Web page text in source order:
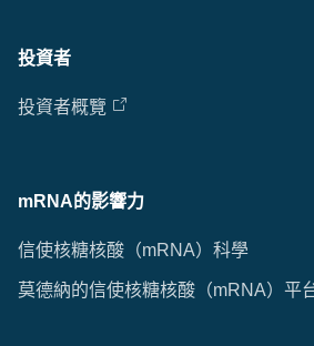
投資者
投資者概覽
mRNA的影響力
信使核糖核酸（mRNA）科學
莫德納的信使核糖核酸（mRNA）平